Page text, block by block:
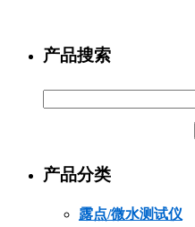
产品搜索
产品分类
露点/微水测试仪